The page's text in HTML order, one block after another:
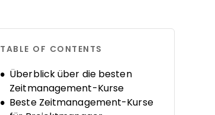
TABLE OF CONTENTS
Überblick über die besten
Zeitmanagement-Kurse
Beste Zeitmanagement-Kurse